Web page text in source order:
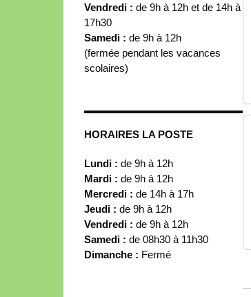
Vendredi : de 9h à 12h et de 14h à
17h30
Samedi : de 9h à 12h
(fermée pendant les vacances
scolaires)
HORAIRES LA POSTE
Lundi : de 9h à 12h
Mardi : de 9h à 12h
Mercredi : de 14h à 17h
Jeudi : de 9h à 12h
Vendredi : de 9h à 12h
Samedi : de 08h30 à 11h30
Dimanche : Fermé